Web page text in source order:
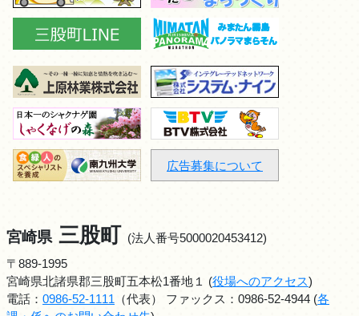
広告募集について
宮崎県 三股町 (法人番号5000020453412)
〒889-1995
宮崎県北諸県郡三股町五本松1番地１ (役場へのアクセス)
電話： 0986-52-1111 （代表） ファックス：0986-52-4944 (各